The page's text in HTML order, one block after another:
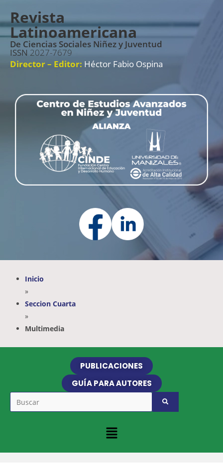
Revista
Latinoamericana
De Ciencias Sociales Niñez y Juventud
ISSN 2027-7679
Director – Editor: Héctor Fabio Ospina
Inicio
»
Seccion Cuarta
»
Multimedia
PUBLICACIONES
GUÍA PARA AUTORES